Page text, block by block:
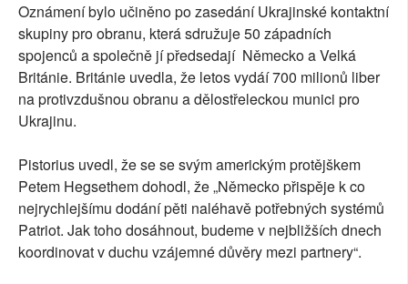
Oznámení bylo učiněno po zasedání Ukrajinské kontaktní
skupiny pro obranu, která sdružuje 50 západních
spojenců a společně jí předsedají Německo a Velká
Británie. Británie uvedla, že letos vydáí 700 milionů liber
na protivzdušnou obranu a dělostřeleckou munici pro
Ukrajinu.
Pistorius uvedl, že se se svým americkým protějškem
Petem Hegsethem dohodl, že „Německo přispěje k co
nejrychlejšímu dodání pěti naléhavě potřebných systémů
Patriot. Jak toho dosáhnout, budeme v nejbližších dnech
koordinovat v duchu vzájemné důvěry mezi partnery“.